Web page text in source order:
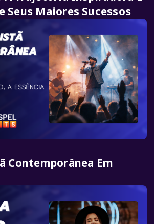
Seus Maiores Sucessos
Contemporânea Em